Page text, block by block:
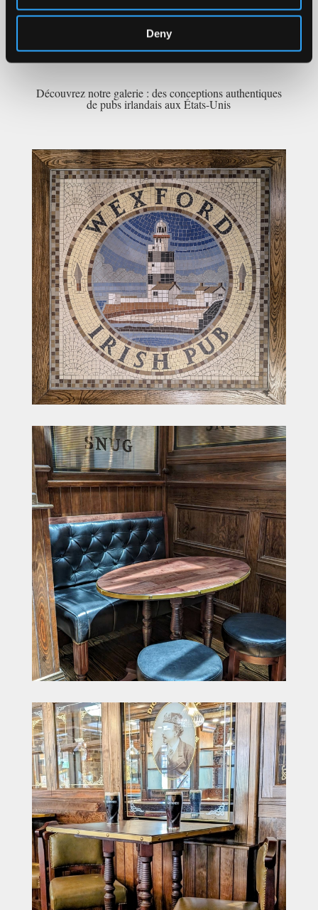
Deny
Découvrez notre galerie : des conceptions authentiques
de pubs irlandais aux États-Unis